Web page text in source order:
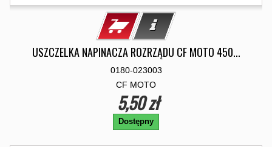
USZCZELKA NAPINACZA ROZRZĄDU CF MOTO 450...
0180-023003
CF MOTO
5,50 zł
Dostępny